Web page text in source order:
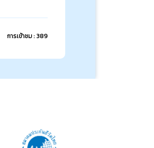
การเข้าชม : 389